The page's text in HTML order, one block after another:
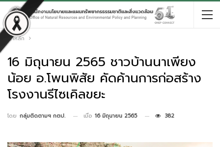
หน้าหลัก
16 มิถุนายน 2565 ชาวบ้านนาเพียง
น้อย อ.โพนพิสัย คัดค้านการก่อสร้าง
โรงงานรีไซเคิลขยะ
โดย กลุ่มติดตามฯ กตป. เมื่อ 16 มิถุนายน 2565 382